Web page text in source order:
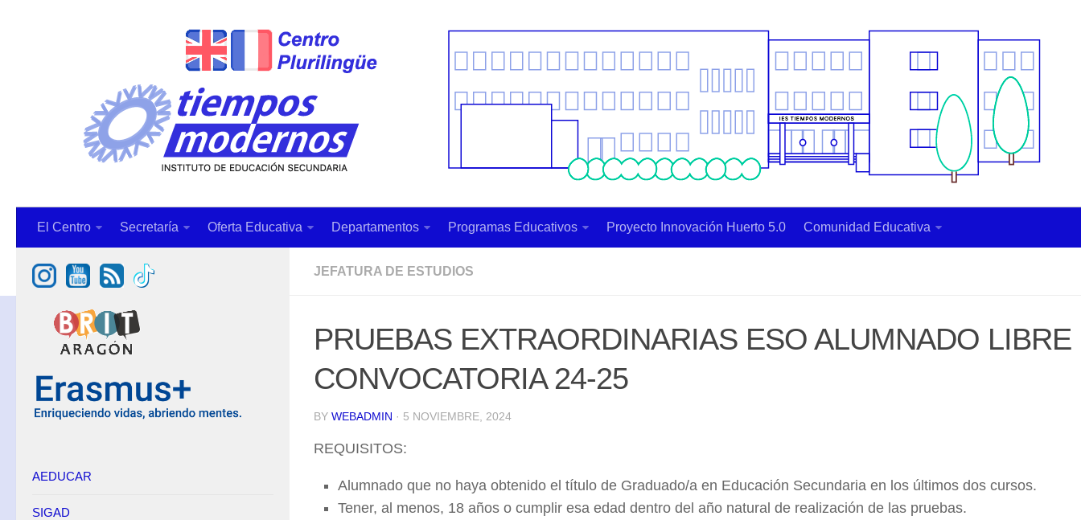
El Centro Secretaría Oferta Educativa Departamentos Programas Educativos Proyecto Innovación Huerto 5.0 Comunidad Educativa
JEFATURA DE ESTUDIOS
PRUEBAS EXTRAORDINARIAS ESO ALUMNADO LIBRE
CONVOCATORIA 24-25
BY WEBADMIN · 5 NOVIEMBRE, 2024
REQUISITOS:
Alumnado que no haya obtenido el título de Graduado/a en Educación Secundaria en los últimos dos cursos.
Tener, al menos, 18 años o cumplir esa edad dentro del año natural de realización de las pruebas.
AEDUCAR
SIGAD